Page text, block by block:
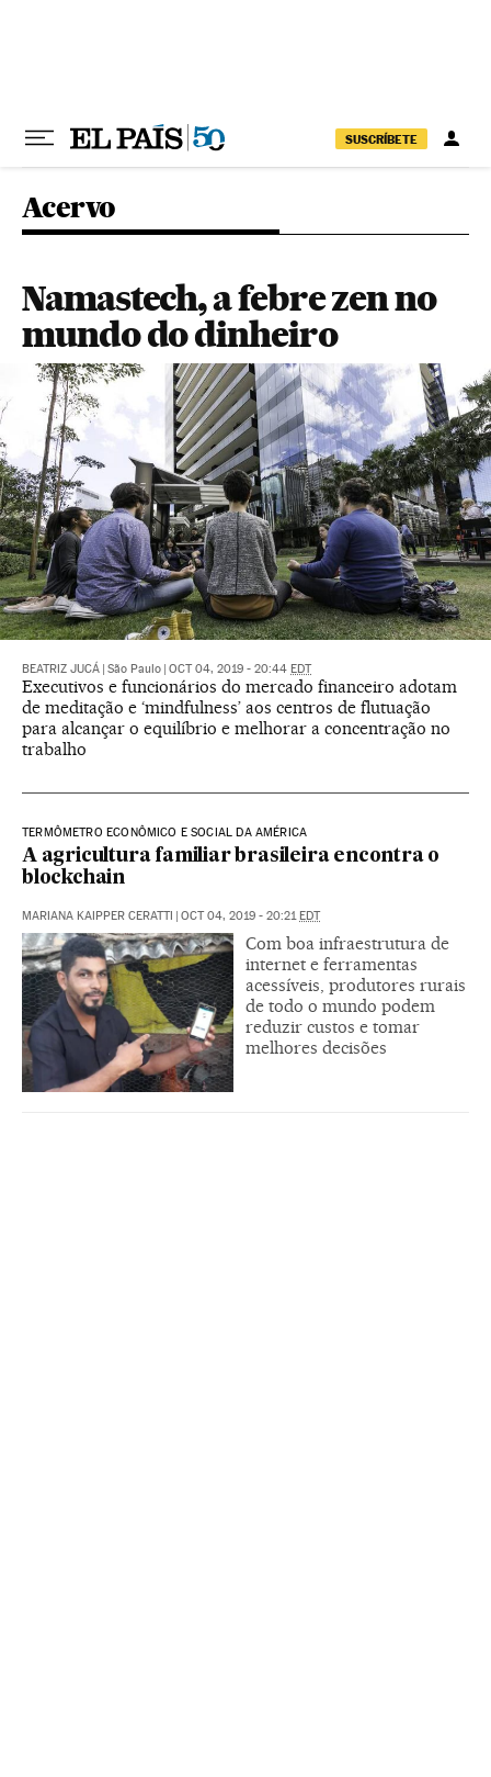
SUSCRÍBETE
Acervo
Namastech, a febre zen no
mundo do dinheiro
BEATRIZ JUCÁ São Paulo OCT 04, 2019 - 20:44 EDT
Executivos e funcionários do mercado financeiro adotam
de meditação e ‘mindfulness’ aos centros de flutuação
para alcançar o equilíbrio e melhorar a concentração no
trabalho
TERMÔMETRO ECONÔMICO E SOCIAL DA AMÉRICA
A agricultura familiar brasileira encontra o
blockchain
MARIANA KAIPPER CERATTI OCT 04, 2019 - 20:21 EDT
Com boa infraestrutura de
internet e ferramentas
acessíveis, produtores rurais
de todo o mundo podem
reduzir custos e tomar
melhores decisões